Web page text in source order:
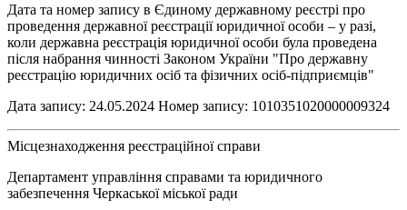
Дата та номер запису в Єдиному державному реєстрі про
проведення державної реєстрації юридичної особи – у разі,
коли державна реєстрація юридичної особи була проведена
після набрання чинності Законом України "Про державну
реєстрацію юридичних осіб та фізичних осіб-підприємців"
Дата запису: 24.05.2024 Номер запису: 1010351020000009324
Місцезнаходження реєстраційної справи
Департамент управління справами та юридичного
забезпечення Черкаської міської ради